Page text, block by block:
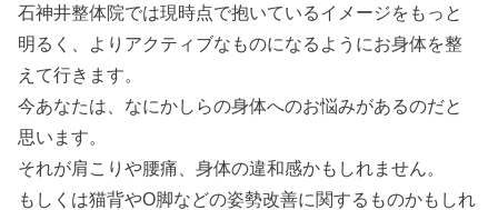
石神井整体院では現時点で抱いているイメージをもっと
明るく、よりアクティブなものになるようにお身体を整
えて行きます。
今あなたは、なにかしらの身体へのお悩みがあるのだと
思います。
それが肩こりや腰痛、身体の違和感かもしれません。
もしくは猫背やO脚などの姿勢改善に関するものかもしれ